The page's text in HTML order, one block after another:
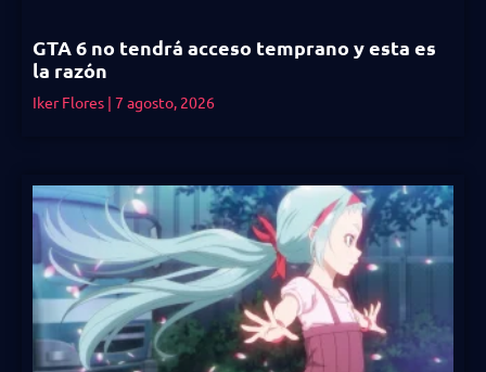
GTA 6 no tendrá acceso temprano y esta es
la razón
Iker Flores 7 agosto, 2026